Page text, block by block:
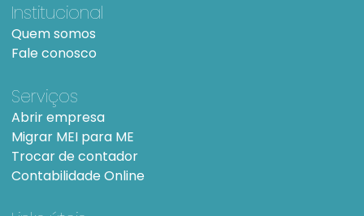
Institucional
Quem somos
Fale conosco
Serviços
Abrir empresa
Migrar MEI para ME
Trocar de contador
Contabilidade Online